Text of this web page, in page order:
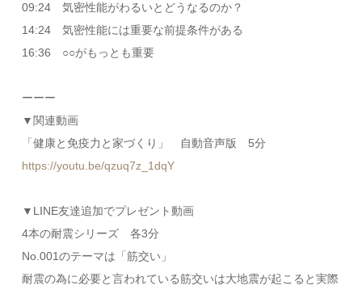
09:24 気密性能がわるいとどうなるのか？
14:24 気密性能には重要な前提条件がある
16:36 ○○がもっとも重要
ーーー
▼関連動画
「健康と免疫力と家づくり」 自動音声版 5分
https://youtu.be/qzuq7z_1dqY
▼LINE友達追加でプレゼント動画
4本の耐震シリーズ 各3分
No.001のテーマは「筋交い」
耐震の為に必要と言われている筋交いは大地震が起こると実際